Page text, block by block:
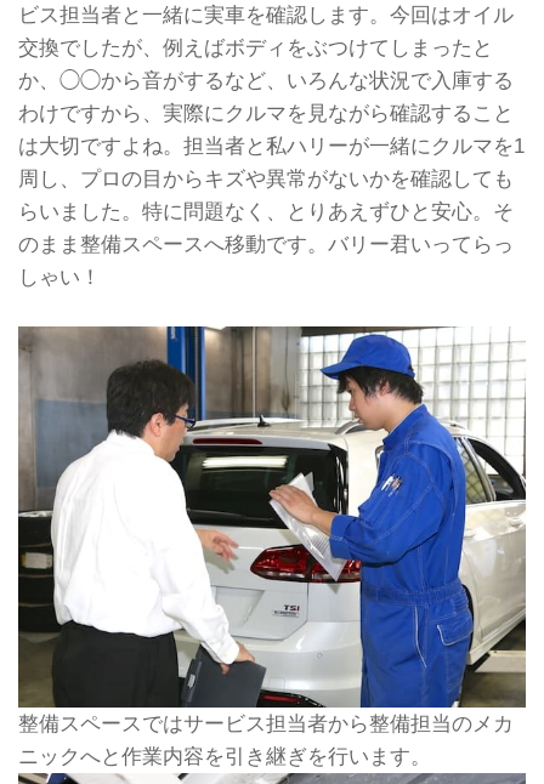
ビス担当者と一緒に実車を確認します。今回はオイル
交換でしたが、例えばボディをぶつけてしまったと
か、◯◯から音がするなど、いろんな状況で入庫する
わけですから、実際にクルマを見ながら確認すること
は大切ですよね。担当者と私ハリーが一緒にクルマを1
周し、プロの目からキズや異常がないかを確認しても
らいました。特に問題なく、とりあえずひと安心。そ
のまま整備スペースへ移動です。バリー君いってらっ
しゃい！
整備スペースではサービス担当者から整備担当のメカ
ニックへと作業内容を引き継ぎを行います。